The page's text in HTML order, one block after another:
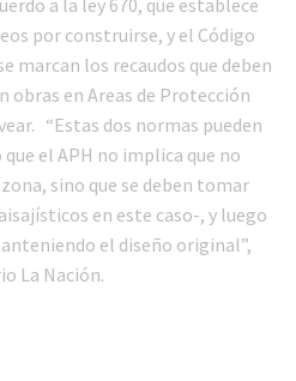
a la ley 670, que establece
por construirse, y el Código
marcan los recaudos que deben
obras en Areas de Protección
“Estas dos normas pueden
el APH no implica que no
sino que se deben tomar
en este caso-, y luego
el diseño original”,
La Nación.